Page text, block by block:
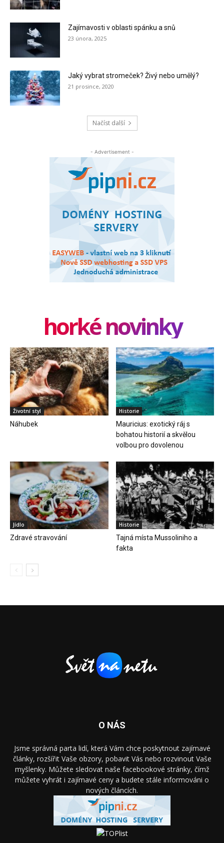
Zajímavosti v oblasti spánku a snů
23 února, 2025
Jaký vybrat stromeček? Živý nebo umělý?
21 prosince, 2020
Načíst další
- Advertisement -
horké novinky
Životní styl
Náhubek
Historie
Mauricius: exotický ráj s
bohatou historií a skvělou
volbou pro dovolenou
Jídlo
Zdravé stravování
Historie
Tajná místa Mussoliniho a
fakta
O NÁS
Jsme správná parta lidí, která Vám chce poskytnout zajímavé
články, rozšířit Vaše obzory, pobavit Vás nebo rozvinout Vaše
myšlenky. Můžete sledovat naše facebookové stránky, čímž
můžete vyhrát i zajímavé ceny a budete stále informováni o
nových článcích.